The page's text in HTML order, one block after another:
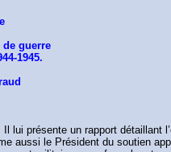
de guerre
1945.
lui présente un rapport détaillant
aussi le Président du soutien